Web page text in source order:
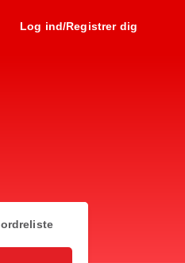
Log ind/Registrer dig